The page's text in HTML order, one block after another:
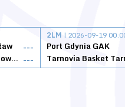
---
KSK Qemetica Noteć Inowrocław ---
2LM | 2026-09-19
Port Gdynia GAK